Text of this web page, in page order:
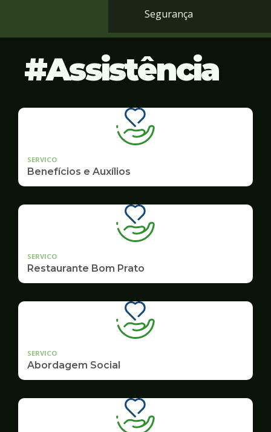
Segurança
Assistência
SERVICO
Benefícios e Auxílios
SERVICO
Restaurante Bom Prato
SERVICO
Abordagem Social